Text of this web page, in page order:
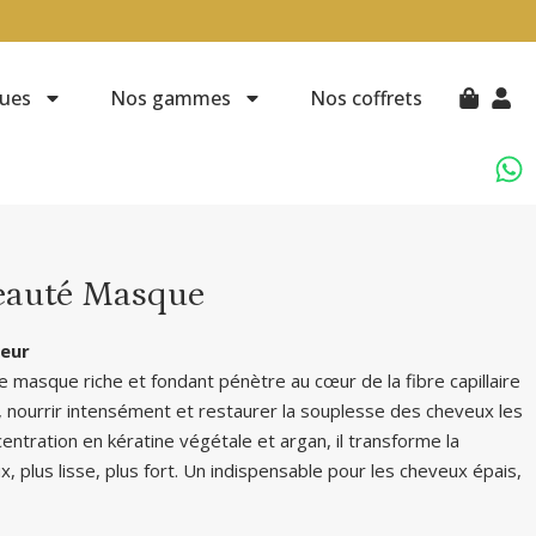
Nos gammes Nos coffrets
Masque
masque riche et fondant pénètre au cœur de la fibre capillaire
intensément et restaurer la souplesse des cheveux les
en kératine végétale et argan, il transforme la
plus lisse, plus fort. Un indispensable pour les cheveux épais,